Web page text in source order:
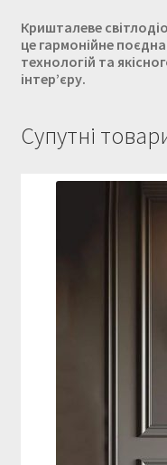
Кришталеве
це гармонійне
технологій та
інтер’єру.
Супутні